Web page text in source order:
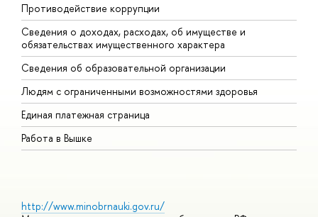
Противодействие коррупции
Сведения о доходах, расходах, об имуществе и
обязательствах имущественного характера
Сведения об образовательной организации
Людям с ограниченными возможностями здоровья
Единая платежная страница
Работа в Вышке
http://www.minobrnauki.gov.ru/